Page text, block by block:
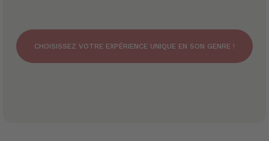
CHOISISSEZ VOTRE EXPÉRIENCE UNIQUE EN SON GENRE !